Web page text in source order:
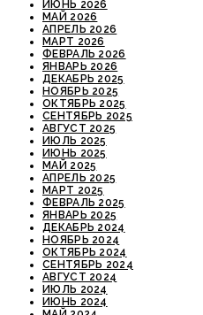
ИЮНЬ 2026
МАЙ 2026
АПРЕЛЬ 2026
МАРТ 2026
ФЕВРАЛЬ 2026
ЯНВАРЬ 2026
ДЕКАБРЬ 2025
НОЯБРЬ 2025
ОКТЯБРЬ 2025
СЕНТЯБРЬ 2025
АВГУСТ 2025
ИЮЛЬ 2025
ИЮНЬ 2025
МАЙ 2025
АПРЕЛЬ 2025
МАРТ 2025
ФЕВРАЛЬ 2025
ЯНВАРЬ 2025
ДЕКАБРЬ 2024
НОЯБРЬ 2024
ОКТЯБРЬ 2024
СЕНТЯБРЬ 2024
АВГУСТ 2024
ИЮЛЬ 2024
ИЮНЬ 2024